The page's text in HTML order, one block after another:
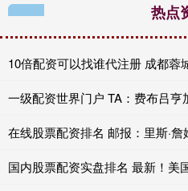
热点
国内股票配资实盘排名 最新！美